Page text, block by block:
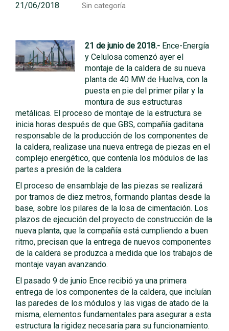
21/06/2018 Sin categoría
21de junio de 2018.- Ence-Energía
y Celulosa comenzó ayer el
montaje de la caldera de su nueva
planta de 40 MW de Huelva, con la
puesta en pie del primer pilar y la
montura de sus estructuras
metálicas. El proceso de montaje de la estructura se
inicia horas después de que GBS, compañía gaditana
responsable de la producción de los componentes de
la caldera, realizase una nueva entrega de piezas en el
complejo energético, que contenía los módulos de las
partes a presión de la caldera.
El proceso de ensamblaje de las piezas se realizará
por tramos de diez metros, formando plantas desde la
base, sobre los pilares de la losa de cimentación. Los
plazos de ejecución del proyecto de construcción de la
nueva planta, que la compañía está cumpliendo a buen
ritmo, precisan que la entrega de nuevos componentes
de la caldera se produzca a medida que los trabajos de
montaje vayan avanzando.
El pasado 9 de junio Ence recibió ya una primera
entrega de los componentes de la caldera, que incluían
las paredes de los módulos y las vigas de atado de la
misma, elementos fundamentales para asegurar a esta
estructura la rigidez necesaria para su funcionamiento.